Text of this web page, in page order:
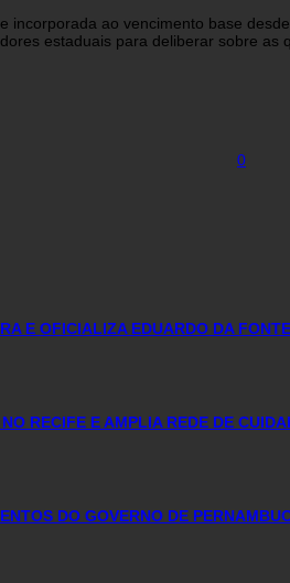
ao vencimento base
estaduais para deliberar sobre as
0
E OFICIALIZA EDUARDO DA
RECIFE E AMPLIA REDE DE
DO GOVERNO DE